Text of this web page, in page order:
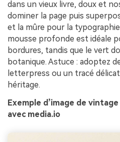
dans un vieux livre, doux et
dominer la page puis
et la mûre pour la
mousse profonde est idéale
bordures, tandis que le vert
botanique. Astuce : adoptez
letterpress ou un tracé
héritage.
Exemple d’image de
avec media.io